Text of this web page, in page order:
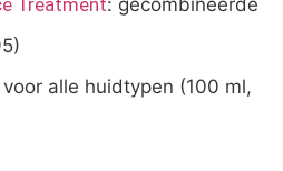
voor alle huidtypen (100 ml,